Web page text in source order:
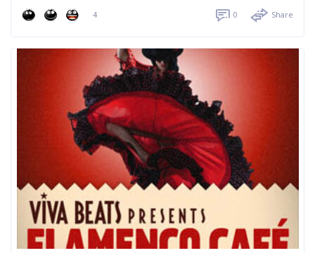
4 0 Share